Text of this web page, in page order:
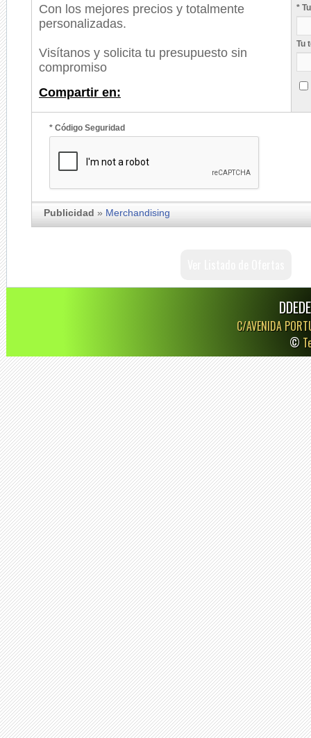
Con los mejores precios y totalmente
personalizadas.
Visítanos y solicita tu presupuesto sin
compromiso
Compartir en:
*
Tu
* Código Seguridad
Publicidad » Merchandising
C/AVENIDA
©